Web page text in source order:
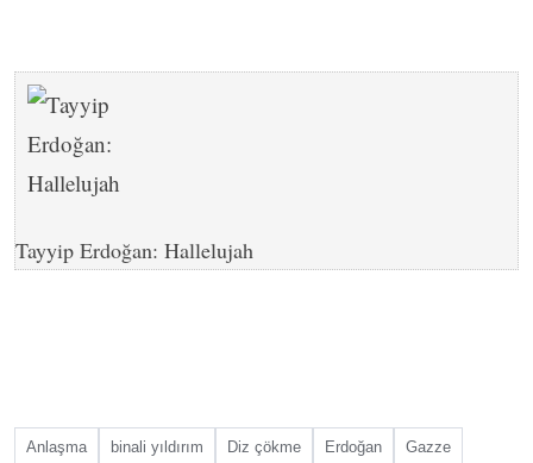
Tayyip Erdoğan: Hallelujah
Anlaşma binali yıldırım Diz çökme Erdoğan Gazze